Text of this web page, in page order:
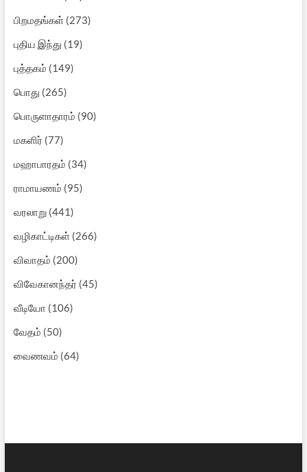
பிறமதங்கள்(273)
புதிய இந்து (19)
புத்தகம் (149)
பொது (265)
பொருளாதாரம் (90)
மகளிர் (77)
மஹாபாரதம் (34)
ராமாயணம் (95)
வரலாறு(441)
வழிகாட்டிகள்(266)
விவாதம் (200)
விவேகானந்தர் (45)
வீடியோ (106)
வேதம் (50)
வைணவம் (64)